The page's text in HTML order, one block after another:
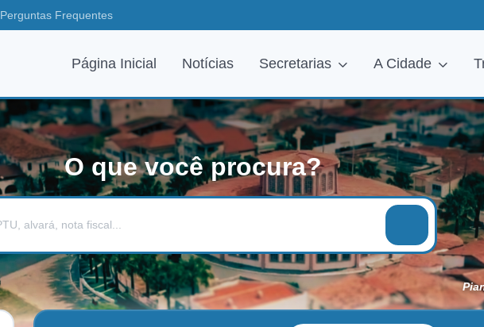
Perguntas Frequentes
Página Inicial Notícias Secretarias A Cidade
O que você procura?